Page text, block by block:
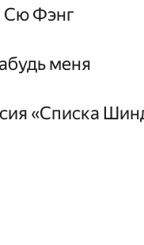
Сю Фэнг
меня
«Списка